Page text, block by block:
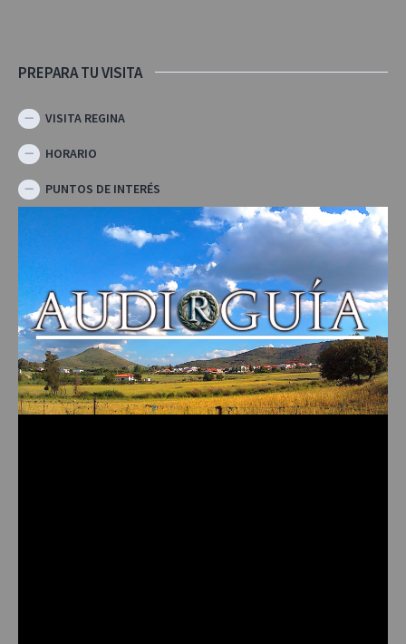
PREPARA TU VISITA
VISITA REGINA
HORARIO
PUNTOS DE INTERÉS